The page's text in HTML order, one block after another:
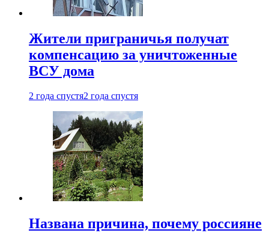
Жители приграничья получат
компенсацию за уничтоженные
ВСУ дома
2 года спустя2 года спустя
Названа причина, почему россияне